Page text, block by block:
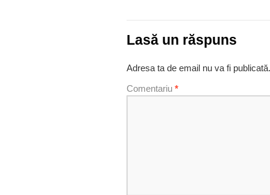
Lasă un răspuns
Adresa ta de email nu va fi publicată.
Comentariu *